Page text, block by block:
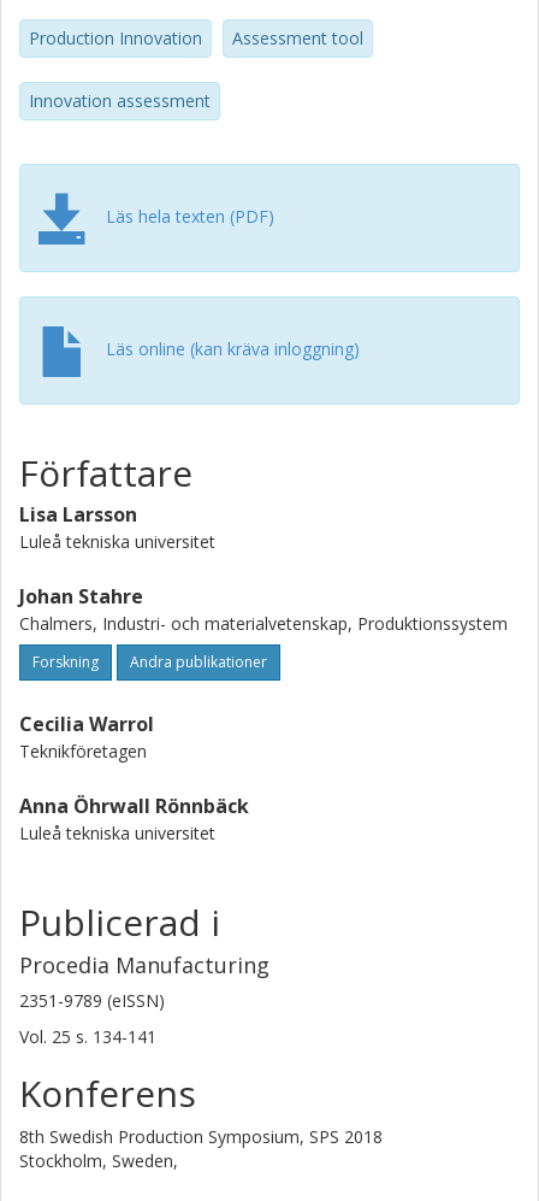
Production Innovation Assessment tool
Innovation assessment
Läs hela texten (PDF)
Läs online (kan kräva inloggning)
Författare
Lisa Larsson
Luleå tekniska universitet
Johan Stahre
Chalmers, Industri- och materialvetenskap, Produktionssystem
Forskning Andra publikationer
Cecilia Warrol
Teknikföretagen
Anna Öhrwall Rönnbäck
Luleå tekniska universitet
Publicerad i
Procedia Manufacturing
2351-9789 (eISSN)
Vol. 25 s. 134-141
Konferens
8th Swedish Production Symposium, SPS 2018
Stockholm, Sweden,